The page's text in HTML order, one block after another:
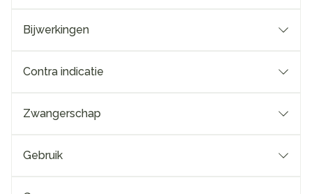
Bijwerkingen
Contra indicatie
Zwangerschap
Gebruik